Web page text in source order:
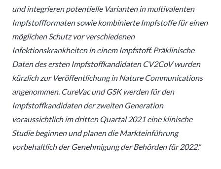
und integrieren potentielle Varianten in multivalenten
Impfstoffformaten sowie kombinierte Impfstoffe für einen
möglichen Schutz vor verschiedenen
Infektionskrankheiten in einem Impfstoff. Präklinische
Daten des ersten Impfstoffkandidaten CV2CoV wurden
kürzlich zur Veröffentlichung in Nature Communications
angenommen. CureVac und GSK werden für den
Impfstoffkandidaten der zweiten Generation
voraussichtlich im dritten Quartal 2021 eine klinische
Studie beginnen und planen die Markteinführung
vorbehaltlich der Genehmigung der Behörden für 2022.“